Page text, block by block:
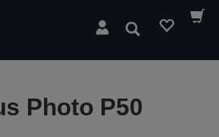
Hledat
Photo P50